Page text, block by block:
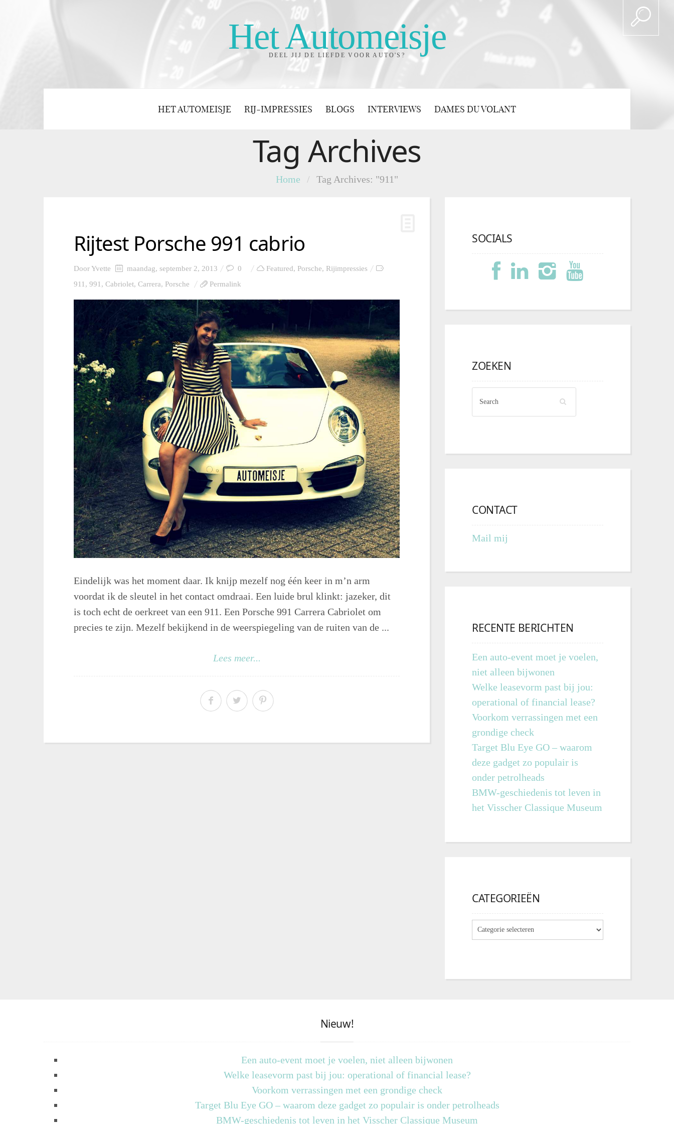
Het Automeisje
DEEL JIJ DE LIEFDE VOOR AUTO'S?
HET AUTOMEISJE RIJ-IMPRESSIES BLOGS INTERVIEWS DAMES DU VOLANT
Tag Archives
Home / Tag Archives: "911"
Rijtest Porsche 991 cabrio
DoorYvette maandag, september 2, 2013 0 Featured, Porsche, Rijimpressies
911 , 991 , Cabriolet, Carrera, Porsche Permalink
Eindelijk was het moment daar. Ik knijp mezelf nog één keer in m’n arm
voordat ik de sleutel in het contact omdraai. Een luide brul klinkt: jazeker, dit
is toch echt de oerkreet van een 911. Een Porsche 991 Carrera Cabriolet om
precies te zijn. Mezelf bekijkend in de weerspiegeling van de ruiten van de ...
Lees meer...
SOCIALS
ZOEKEN
CONTACT
Mail mij
RECENTE BERICHTEN
Een auto-event moet je voelen,
niet alleen bijwonen
Welke leasevorm past bij jou:
operational of financial lease?
Voorkom verrassingen met een
grondige check
Target Blu Eye GO – waarom
deze gadget zo populair is
onder petrolheads
BMW-geschiedenis tot leven in
het Visscher Classique Museum
CATEGORIEËN
Nieuw!
Een auto-event moet je voelen, niet alleen bijwonen
Welke leasevorm past bij jou: operational of financial lease?
Voorkom verrassingen met een grondige check
Target Blu Eye GO – waarom deze gadget zo populair is onder petrolheads
BMW-geschiedenis tot leven in het Visscher Classique Museum